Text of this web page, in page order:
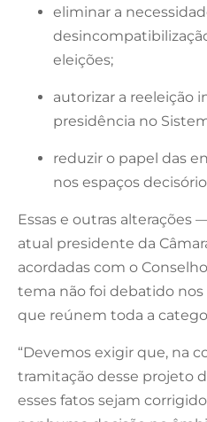
eliminar a
eleições;
autorizar a reeleição
presidência no
reduzir o papel das
nos espaços
Essas e outras alterações
atual presidente da
acordadas com o
tema não foi debatido nos
que reúnem toda a
“Devemos exigir que, na
tramitação desse projeto
esses fatos sejam